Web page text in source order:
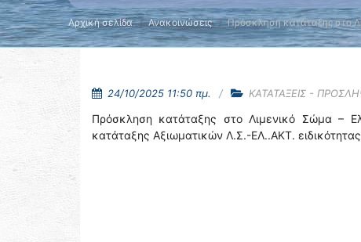
Αρχική σελίδα Ανακοινώσεις Πρόσκληση κατάταξης στο
24/10/2025 11:50 πμ. ΚΑΤΑΤΑΞΕΙΣ -
Πρόσκληση κατάταξης στο Λιμενικό Σώμα –
κατάταξης Αξιωματικών Λ.Σ.-ΕΛ..ΑΚΤ.